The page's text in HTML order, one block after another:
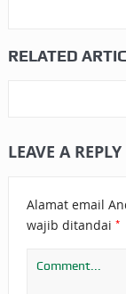
RELATED
LEAVE A REPLY
Alamat email
wajib ditandai *